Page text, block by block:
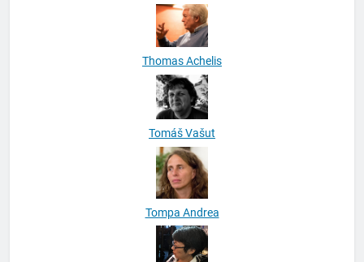
Thomas Achelis
Tomáš Vašut
Tompa Andrea